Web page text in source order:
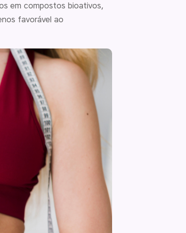
em compostos bioativos,
favorável ao